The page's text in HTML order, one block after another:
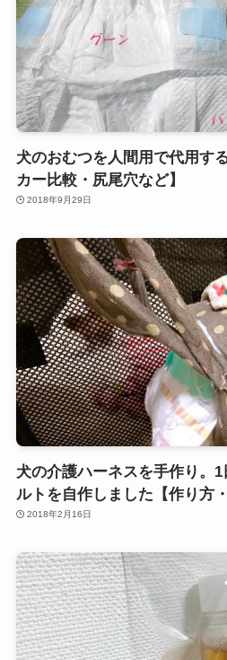
犬のおむつを人間用で代用す
カー比較・尻尾穴など】
2018年9月29日
犬の介護ハーネスを手作り。
ルトを自作しました【作り方
2018年2月16日